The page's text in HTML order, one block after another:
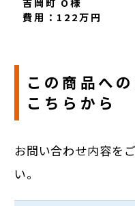
坪）+乾燥暖房機〉
費用：122万円
この商品へ
こちらから
お問い合わせ内容を
い。